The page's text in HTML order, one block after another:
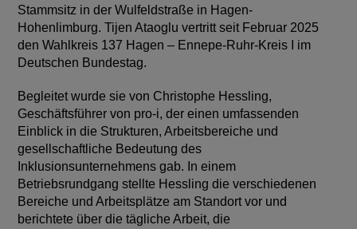
Stammsitz in der Wulfeldstraße in Hagen-
Hohenlimburg. Tijen Ataoglu vertritt seit Februar 2025
den Wahlkreis 137 Hagen – Ennepe-Ruhr-Kreis I im
Deutschen Bundestag.
Begleitet wurde sie von Christophe Hessling,
Geschäftsführer von pro-i, der einen umfassenden
Einblick in die Strukturen, Arbeitsbereiche und
gesellschaftliche Bedeutung des
Inklusionsunternehmens gab. In einem
Betriebsrundgang stellte Hessling die verschiedenen
Bereiche und Arbeitsplätze am Standort vor und
berichtete über die tägliche Arbeit, die